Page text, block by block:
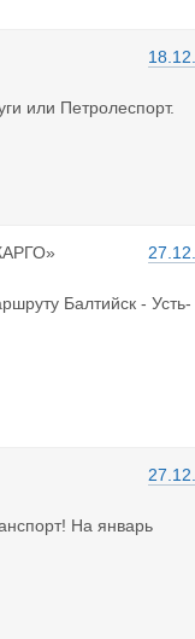
или Петролеспорт.
Балтийск - Усть-
На январь